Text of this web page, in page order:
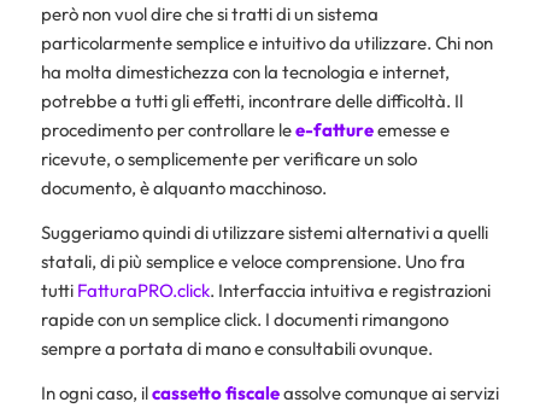
però non vuol dire che si tratti di un sistema
particolarmente semplice e intuitivo da utilizzare. Chi non
ha molta dimestichezza con la tecnologia e internet,
potrebbe a tutti gli effetti, incontrare delle difficoltà. Il
procedimento per controllare lee-fattureemesse e
ricevute, o semplicemente per verificare un solo
documento, è alquanto macchinoso.
Suggeriamo quindi di utilizzare sistemi alternativi a quelli
statali, di più semplice e veloce comprensione. Uno fra
tutti FatturaPRO.click. Interfaccia intuitiva e registrazioni
rapide con un semplice click. I documenti rimangono
sempre a portata di mano e consultabili ovunque.
In ogni caso, ilcassetto fiscaleassolve comunque ai servizi